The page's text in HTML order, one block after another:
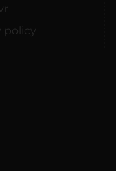
policy